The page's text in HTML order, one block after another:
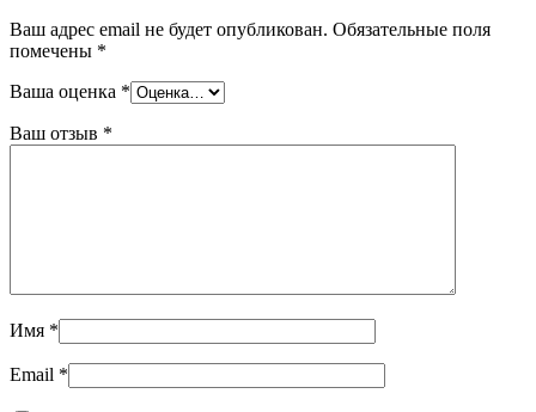
Ваш адрес email не будет опубликован. Обязательные поля
помечены *
Ваша оценка *
Ваш отзыв *
Имя *
Email *